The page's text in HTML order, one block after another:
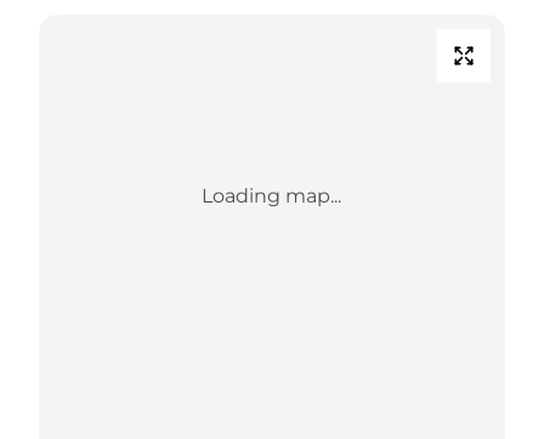
Loading map...